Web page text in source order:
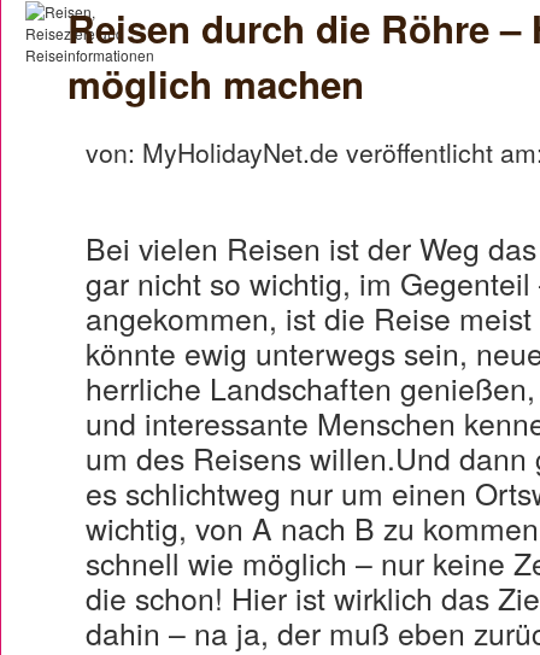
Reisen durch die Röhre –
möglich machen
von: MyHolidayNet.de veröffentlicht
Bei vielen Reisen ist der Weg
gar nicht so wichtig, im
angekommen, ist die Reise
könnte ewig unterwegs sein,
herrliche Landschaften
und interessante Menschen
um des Reisens willen.Und
es schlichtweg nur um einen
wichtig, von A nach B zu
schnell wie möglich – nur keine
die schon! Hier ist wirklich das
dahin – na ja, der muß eben